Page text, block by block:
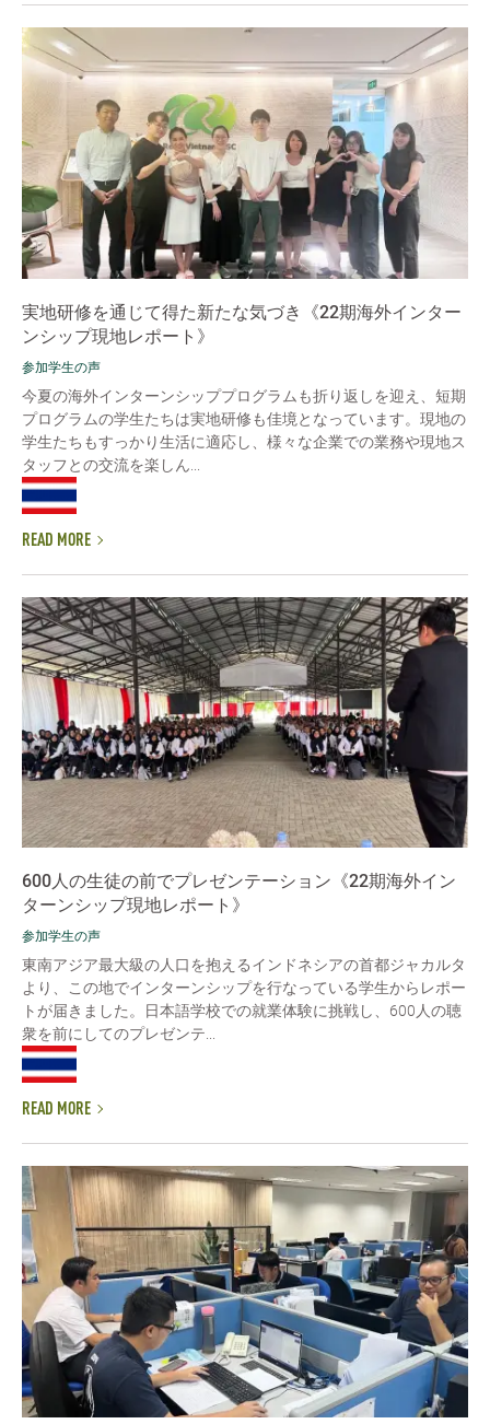
実地研修を通じて得た新たな気づき《22期海外インター
ンシップ現地レポート》
参加学生の声
今夏の海外インターンシッププログラムも折り返しを迎え、短期
プログラムの学生たちは実地研修も佳境となっています。現地の
学生たちもすっかり生活に適応し、様々な企業での業務や現地ス
タッフとの交流を楽しん...
READ MORE
600人の生徒の前でプレゼンテーション《22期海外イン
ターンシップ現地レポート》
参加学生の声
東南アジア最大級の人口を抱えるインドネシアの首都ジャカルタ
より、この地でインターンシップを行なっている学生からレポー
トが届きました。日本語学校での就業体験に挑戦し、600人の聴
衆を前にしてのプレゼンテ...
READ MORE